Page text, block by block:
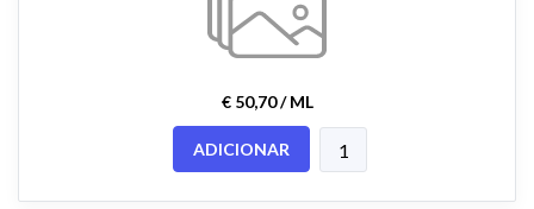
€ 50,70 / ML
ADICIONAR